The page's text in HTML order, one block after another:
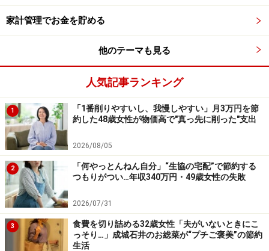
す。
掃除や片付けをすることは、メンタルを鍛えることにつ
ながると私は考えています。一方、家計管理を続けてい
くことにも、強いメンタルが必要です。そういった意味
からも掃除や片付けができる人は、家計も上手にコント
ロールできるので、結果的にお金が貯まりやすく、資産
形成も上手にできるのだと思います。
【関連記事をチェック】
家計管理のスタートは現状把握から
節約上手な人は投資も成功しやすい？その共通点とは？
幸せと豊かさを引き寄せる家計管理術
家計管理でお金を貯める
他のテーマも見る
人気記事ランキング
1
「1番削りやすいし、我慢しやすい」月3万円を節
約した48歳女性が物価高で"真っ先に削った"支出
2026/08/05
2
「何やっとんねん自分」“生協の宅配”で節約する
つもりがつい…年収340万円・49歳女性の失敗
2026/07/31
3
食費を切り詰める32歳女性「夫がいないときにこ
っそり…」成城石井のお総菜が“プチご褒美”の節約
生活